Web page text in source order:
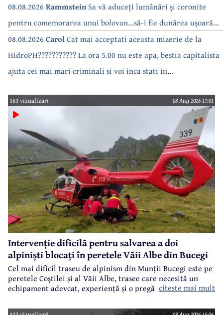
bea apa de la robinet.Asta as intreba o si pe Izabel Mitrea
08.08.2026 RammsteinSa vă aduceți lumânări și coronite
pentru comemorarea unui bolovan...să-i fie dunărea ușoară...
08.08.2026 CarolCat mai acceptati aceasta mizerie de la
HidroPH??????????? La ora 5.00 nu este apa, bestia capitalista
ajuta cei mai mari criminali si voi inca stati in
163 vizualizari 08 Aug 2026 17:01
Intervenție dificilă pentru salvarea a doi
alpiniști blocați în peretele Văii Albe din Bucegi
Cel mai dificil traseu de alpinism din Munții Bucegi este pe
peretele Coștilei și al Văii Albe, trasee care necesită un
echipament adevcat, experiență și o pregătire specifică.
citeste mai mult